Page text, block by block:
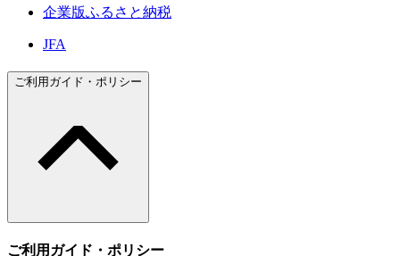
企業版ふるさと納税
JFA
ご利用ガイド・ポリシー
ご利用ガイド・ポリシー